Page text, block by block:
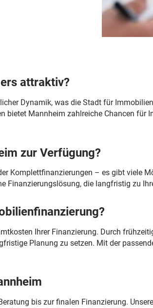
attraktiv?
Dynamik, was die Stadt für
Mannheim zahlreiche Chancen für
zur Verfügung?
Komplettfinanzierungen – es gibt viele
Finanzierungslösung, die langfristig zu
Ihrer Finanzierung. Durch
Planung zu setzen. Mit der
bis zur finalen Finanzierung.